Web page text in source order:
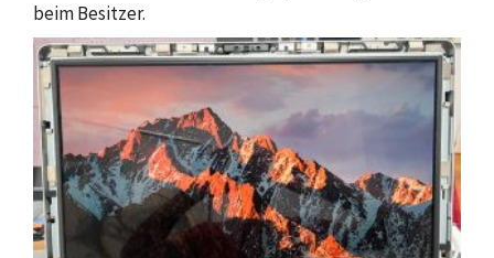
beim Besitzer.